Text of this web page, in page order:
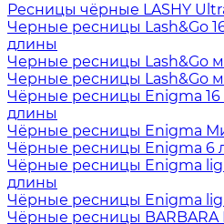
Ресницы чёрные LASHY
Черные ресницы Lash&Go
длины
Черные ресницы Lash&Go
Черные ресницы Lash&Go
Чёрные ресницы Enigma
длины
Чёрные ресницы Enigma
Чёрные ресницы Enigma 6
Чёрные ресницы Enigma
длины
Чёрные ресницы Enigma
Чёрные ресницы BARBARA